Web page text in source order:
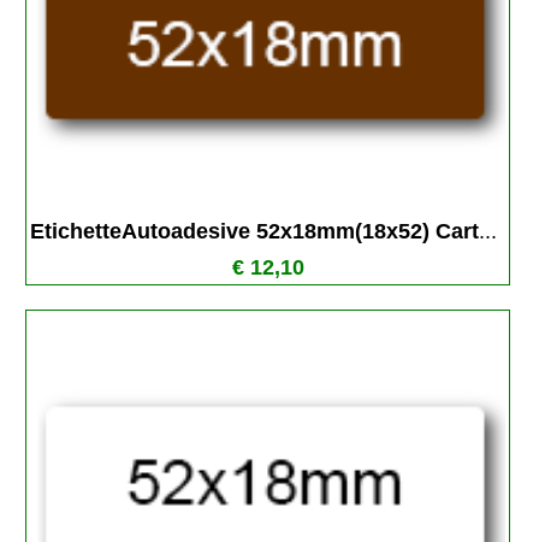
EtichetteAutoadesive 52x18mm(18x52) Cart...
€ 12,10